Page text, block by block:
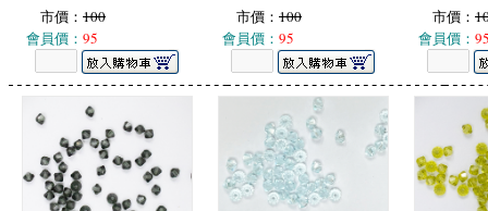
市價： 100
會員價： 95
市價： 100
會員價： 95
市價：
會員價：